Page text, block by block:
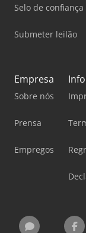
Selo de confiança
Submeter leilão
Empresa
Sobre nós
Prensa
Empregos